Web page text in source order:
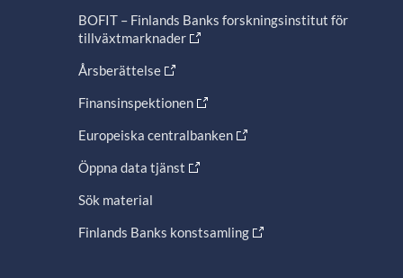
BOFIT – Finlands Banks forskningsinstitut för
tillväxtmarknader
Årsberättelse
Finansinspektionen
Europeiska centralbanken
Öppna data tjänst
Sök material
Finlands Banks konstsamling